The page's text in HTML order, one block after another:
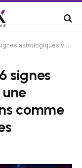
de révélations comme jamais selon les astres
signes
comme